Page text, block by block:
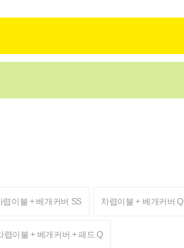
렵이불 + 베개커버 SS 차렵이불 + 베개커버
렵이불 + 베개커버 + 패드 Q